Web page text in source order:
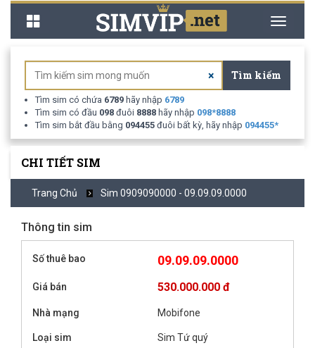
Toggle
Toggle
× Tìm kiếm
Tìm sim có chứa 6789 hãy nhập 6789
Tìm sim có đầu 098 đuôi 8888 hãy nhập 098*8888
Tìm sim bắt đầu bằng 094455 đuôi bất kỳ, hãy nhập 094455*
CHI TIẾT SIM
Trang Chủ Sim 0909090000 - 09.09.09.0000
Thông tin sim
Số thuê bao 09.09.09.0000
Giá bán 530.000.000 đ
Nhà mạng Mobifone
Loại sim Sim Tứ quý